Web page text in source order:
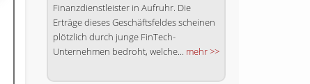
Finanzdienstleister in Aufruhr. Die
Erträge dieses Geschäftsfeldes scheinen
plötzlich durch junge FinTech-
Unternehmen bedroht, welche... mehr >>